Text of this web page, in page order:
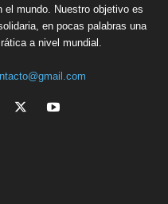
mundo. Nuestro objetivo es
en pocas palabras una
a nivel mundial.